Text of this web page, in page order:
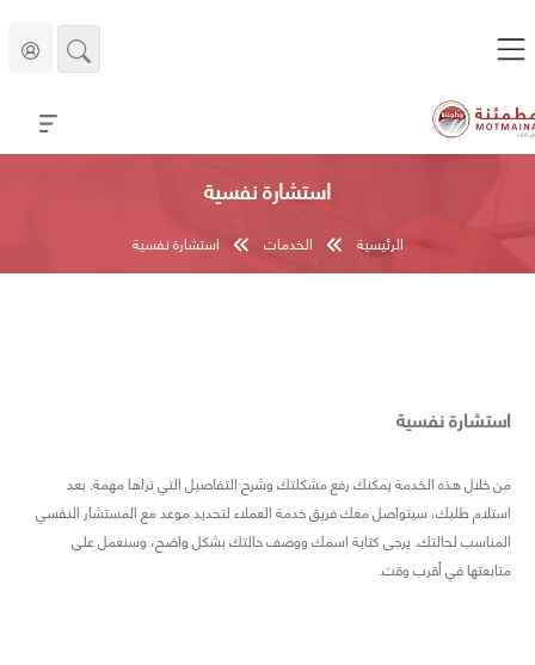
استشارة نفسية
الرئيسية الخدمات استشارة نفسية
استشارة نفسية
من خلال هذه الخدمة يمكنك رفع مشكلتك وشرح التفاصيل التي تراها مهمة. بعد
استلام طلبك، سيتواصل معك فريق خدمة العملاء لتحديد موعد مع المستشار النفسي
المناسب لحالتك. يرجى كتابة اسمك ووصف حالتك بشكل واضح، وسنعمل على
متابعتها في أقرب وقت.